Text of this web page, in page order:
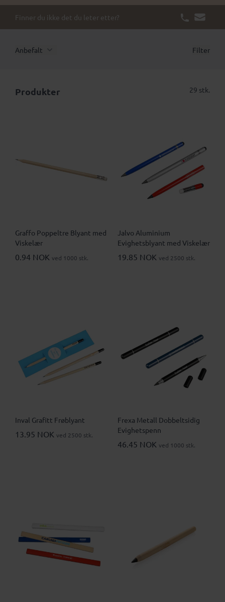
Finner du ikke det du leter etter?
Anbefalt Filter
Produkter 29 stk.
Graffo Poppeltre Blyant med
Viskelær
0.94 NOK ved 1000 stk.
Jalvo Aluminium
Evighetsblyant med Viskelær
19.85 NOK ved 2500 stk.
Inval Grafitt Frøblyant
13.95 NOK ved 2500 stk.
Frexa Metall Dobbeltsidig
Evighetspenn
46.45 NOK ved 1000 stk.